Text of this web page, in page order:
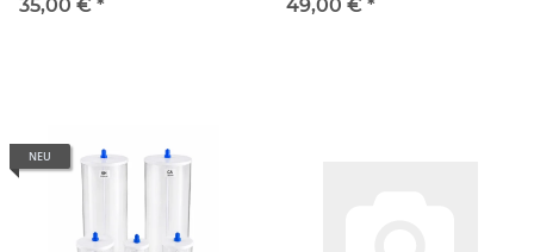
35,00 € *
49,00 € *
NEU